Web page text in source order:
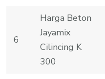
6
Harga Beton
Jayamix
Cilincing K
300